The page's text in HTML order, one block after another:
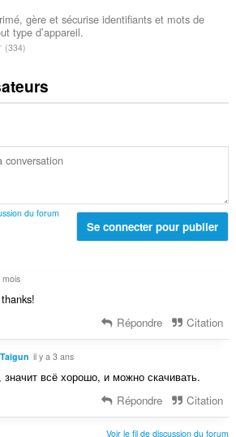
s
:
e
n
o
e
s
t
a
e
n
e
s
b
r
e
o
t
d
e
t
gère et sécurise identifiants et mots de
type d’appareil.
N
b
t
o
l
o
e
:
334
du forum
Se connecter pour publier
mois
Répondre Citation
il y a 3 ans
значит всё хорошо, и можно скачивать.
Répondre Citation
Voir le fil de discussion du forum